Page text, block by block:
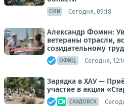
СМИ Сегодня, 09:18
Александр Фомин:
ветераны отрасли,
созидательному
ОФИЦ. Сегодня,
Зарядка в ХАУ —
участие в акции
СКАДОВСК